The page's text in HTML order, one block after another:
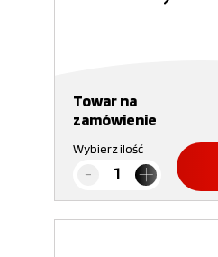
Towar na
zamówienie
Wybierz ilość